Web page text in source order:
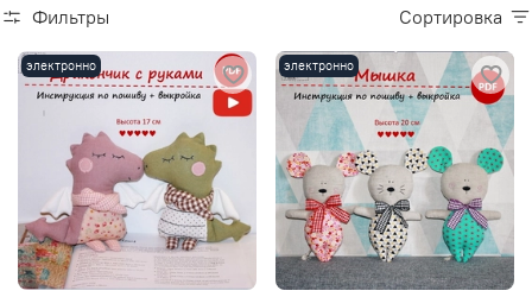
Фильтры
Сортировка
электронно электронно